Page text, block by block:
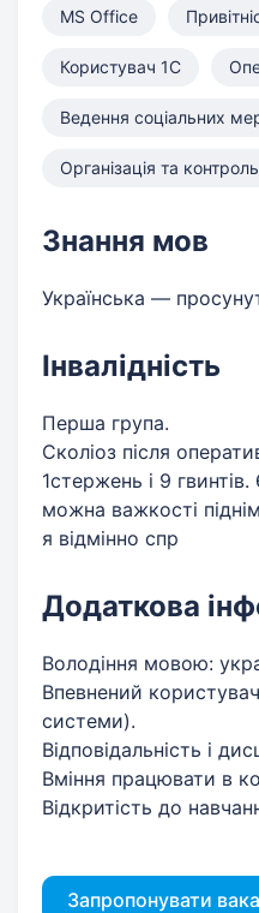
MS Office
Користувач 1С
Ведення соціальних
Організація та
Знання мов
Українська —
Інвалідність
Перша група.
Сколіоз після
1стержень і 9
можна важкості
я відмінно спр
Додаткова
Володіння мовою:
Впевнений
системи).
Відповідальність і
Вміння працювати в
Відкритість до
Запропонувати